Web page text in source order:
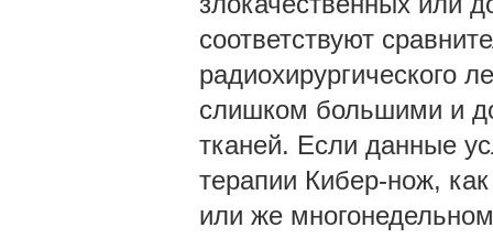
соответствуют
радиохирургического
слишком большими и
тканей. Если данные
терапии Кибер-нож,
или же